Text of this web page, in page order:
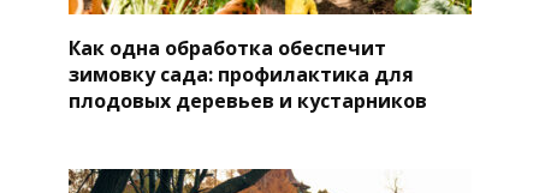
Как одна обработка обеспечит
зимовку сада: профилактика для
плодовых деревьев и кустарников